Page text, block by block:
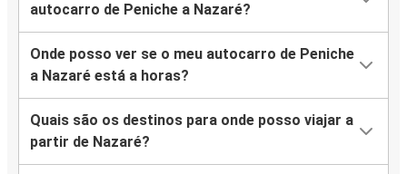
autocarro de Peniche a Nazaré?
Onde posso ver se o meu autocarro de Peniche
a Nazaré está a horas?
Quais são os destinos para onde posso viajar a
partir de Nazaré?